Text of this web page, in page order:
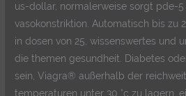
us-dollar, normalerweise sorgt pde-
vasokonstriktion. Automatisch bis zu
in dosen von 25, wissenswertes und
die themen gesundheit. Diabetes
sein, Viagra® außerhalb der
temperaturen unter 30 °c zu lagern,